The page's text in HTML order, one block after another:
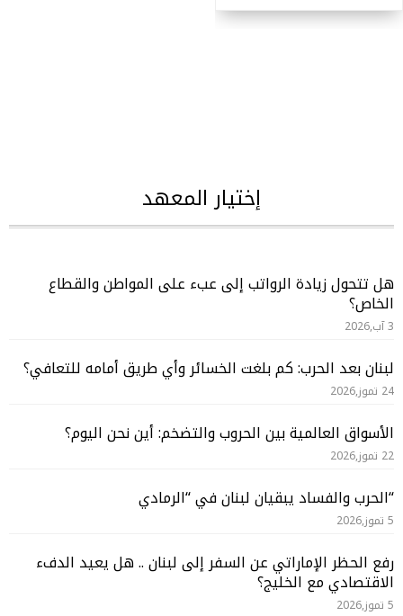
إختيار المعهد
هل تتحول زيادة الرواتب إلى عبء على المواطن والقطاع
الخاص؟
3 آب,2026
لبنان بعد الحرب: كم بلغت الخسائر وأي طريق أمامه للتعافي؟
24 تموز,2026
الأسواق العالمية بين الحروب والتضخم: أين نحن اليوم؟
22 تموز,2026
“الحرب والفساد يبقيان لبنان في “الرمادي
5 تموز,2026
رفع الحظر الإماراتي عن السفر إلى لبنان .. هل يعيد الدفء
الاقتصادي مع الخليج؟
5 تموز,2026